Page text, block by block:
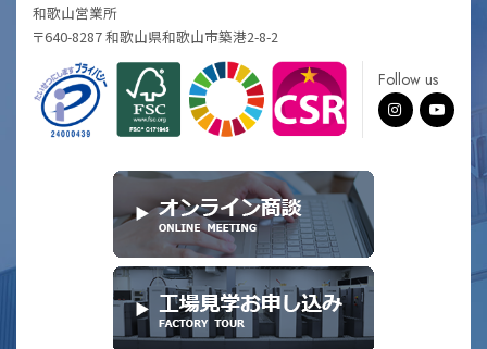
和歌山営業所
〒640-8287 和歌山県和歌山市築港2-8-2
Follow us